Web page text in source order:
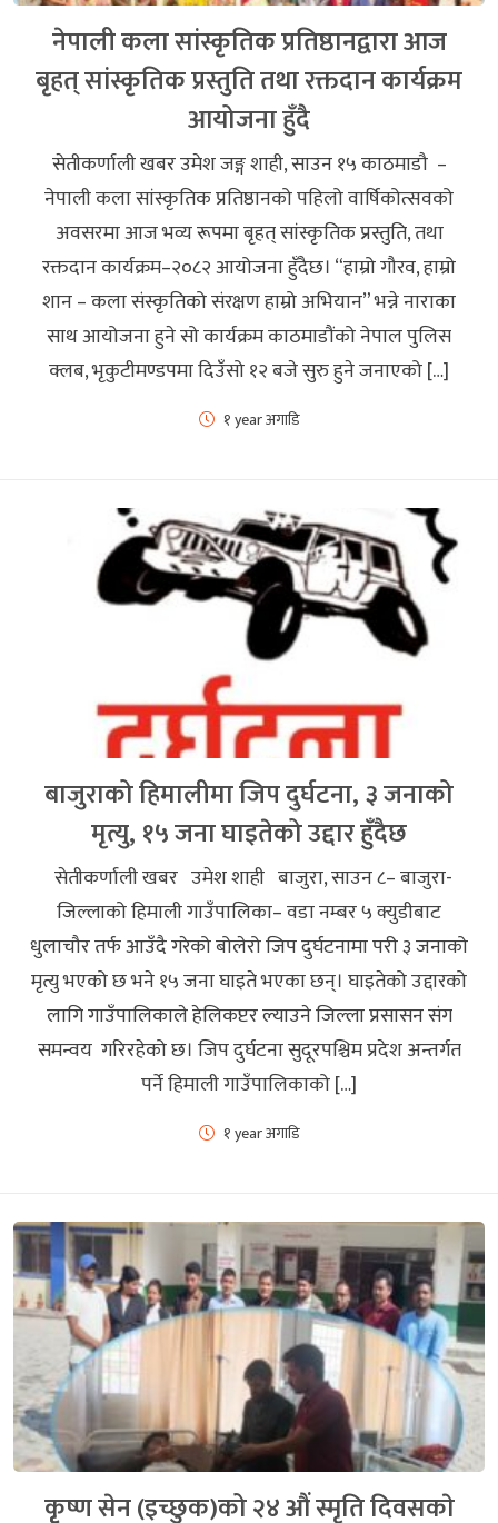
नेपाली कला सांस्कृतिक प्रतिष्ठानद्वारा आज
बृहत् सांस्कृतिक प्रस्तुति तथा रक्तदान कार्यक्रम
आयोजना हुँदै
सेतीकर्णाली खबर उमेश जङ्ग शाही, साउन १५ काठमाडौ –
नेपाली कला सांस्कृतिक प्रतिष्ठानको पहिलो वार्षिकोत्सवको
अवसरमा आज भव्य रूपमा बृहत् सांस्कृतिक प्रस्तुति, तथा
रक्तदान कार्यक्रम–२०८२ आयोजना हुँदैछ। “हाम्रो गौरव, हाम्रो
शान – कला संस्कृतिको संरक्षण हाम्रो अभियान” भन्ने नाराका
साथ आयोजना हुने सो कार्यक्रम काठमाडौंको नेपाल पुलिस
क्लब, भृकुटीमण्डपमा दिउँसो १२ बजे सुरु हुने जनाएको […]
१ year अगाडि
बाजुराको हिमालीमा जिप दुर्घटना, ३ जनाको
मृत्यु, १५ जना घाइतेको उद्दार हुँदैछ
सेतीकर्णाली खबर उमेश शाही बाजुरा, साउन ८– बाजुरा-
जिल्लाको हिमाली गाउँपालिका– वडा नम्बर ५ क्युडीबाट
धुलाचौर तर्फ आउँदै गरेको बोलेरो जिप दुर्घटनामा परी ३ जनाको
मृत्यु भएको छ भने १५ जना घाइते भएका छन्। घाइतेको उद्दारको
लागि गाउँपालिकाले हेलिकप्टर ल्याउने जिल्ला प्रसासन संग
समन्वय गरिरहेको छ। जिप दुर्घटना सुदूरपश्चिम प्रदेश अन्तर्गत
पर्ने हिमाली गाउँपालिकाको […]
१ year अगाडि
कृृष्ण सेन (इच्छुक)को २४ औं स्मृति दिवसकाे